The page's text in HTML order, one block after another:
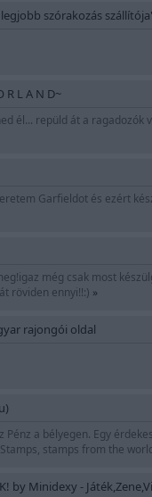
szórakozás
R L A N D~
él... repüld át a
Garfieldot és ezért
még csak most
röviden ennyi!!:) »
rajongói oldal
Pénz a bélyegen. Egy
stamps from the
by Minidexy -